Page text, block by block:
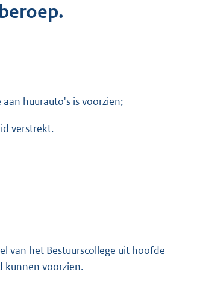
huurauto's is voorzien;
verstrekt.
van het Bestuurscollege uit hoofde
kunnen voorzien.